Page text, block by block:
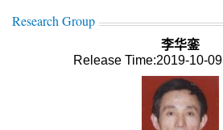
Research Group
李华銮
Release Time:2019-10-09